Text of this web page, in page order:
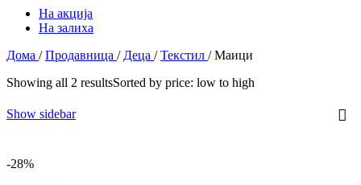
На акција
На залиха
Дома / Продавница / Деца / Текстил / Маици
Showing all 2 resultsSorted by price: low to high
Show sidebar
-28%